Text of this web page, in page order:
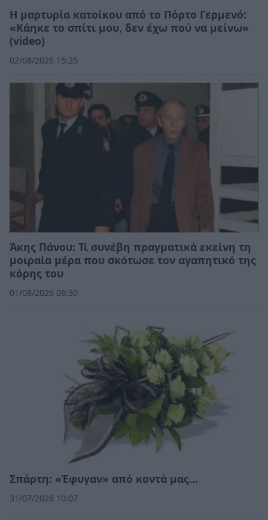
Η μαρτυρία κατοίκου από το Πόρτο Γερμενό:
«Κάηκε το σπίτι μου, δεν έχω πού να μείνω»
(video)
02/08/2026 15:25
Άκης Πάνου: Τί συνέβη πραγματικά εκείνη τη
μοιραία μέρα που σκότωσε τον αγαπητικό της
κόρης του
01/08/2026 08:30
Σπάρτη: «Έφυγαν» από κοντά μας…
31/07/2026 10:07